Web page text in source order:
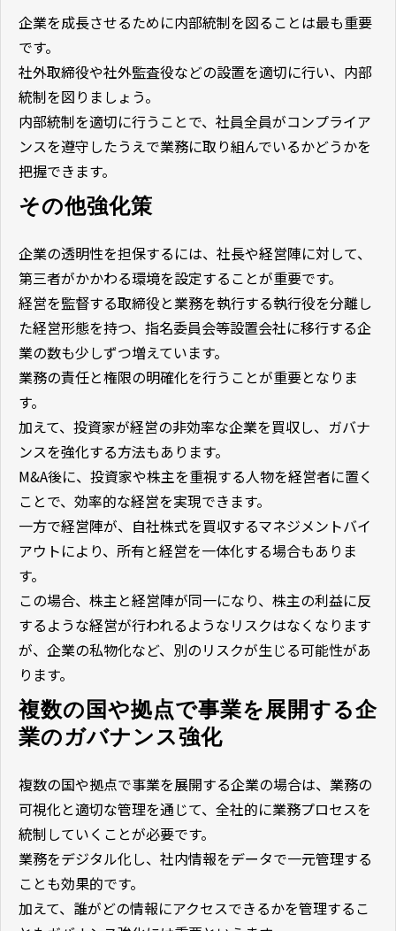
企業を成長させるために内部統制を図ることは最も重要
です。
社外取締役や社外監査役などの設置を適切に行い、内部
統制を図りましょう。
内部統制を適切に行うことで、社員全員がコンプライア
ンスを遵守したうえで業務に取り組んでいるかどうかを
把握できます。
その他強化策
企業の透明性を担保するには、社長や経営陣に対して、
第三者がかかわる環境を設定することが重要です。
経営を監督する取締役と業務を執行する執行役を分離し
た経営形態を持つ、指名委員会等設置会社に移行する企
業の数も少しずつ増えています。
業務の責任と権限の明確化を行うことが重要となりま
す。
加えて、投資家が経営の非効率な企業を買収し、ガバナ
ンスを強化する方法もあります。
M&A後に、投資家や株主を重視する人物を経営者に置く
ことで、効率的な経営を実現できます。
一方で経営陣が、自社株式を買収するマネジメントバイ
アウトにより、所有と経営を一体化する場合もありま
す。
この場合、株主と経営陣が同一になり、株主の利益に反
するような経営が行われるようなリスクはなくなります
が、企業の私物化など、別のリスクが生じる可能性があ
ります。
複数の国や拠点で事業を展開する企
業のガバナンス強化
複数の国や拠点で事業を展開する企業の場合は、業務の
可視化と適切な管理を通じて、全社的に業務プロセスを
統制していくことが必要です。
業務をデジタル化し、社内情報をデータで一元管理する
ことも効果的です。
加えて、誰がどの情報にアクセスできるかを管理するこ